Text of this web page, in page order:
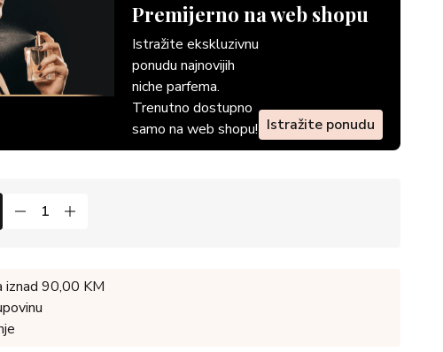
Premijerno na web shopu
Istražite ekskluzivnu
ponudu najnovijih
niche parfema.
Trenutno dostupno
samo na web shopu! Istražite ponudu
90,00 KM